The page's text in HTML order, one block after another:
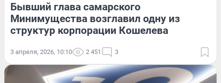
Бывший глава самарского
Минимущества возглавил одну из
структур корпорации Кошелева
3 апреля, 2026, 10:10 2 451 3